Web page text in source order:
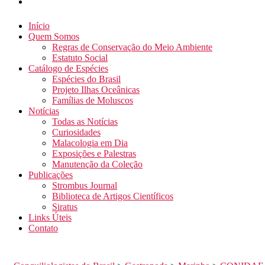
Início
Quem Somos
Regras de Conservação do Meio Ambiente
Estatuto Social
Catálogo de Espécies
Espécies do Brasil
Projeto Ilhas Oceânicas
Famílias de Moluscos
Notícias
Todas as Notícias
Curiosidades
Malacologia em Dia
Exposições e Palestras
Manutenção da Coleção
Publicações
Strombus Journal
Biblioteca de Artigos Científicos
Siratus
Links Úteis
Contato